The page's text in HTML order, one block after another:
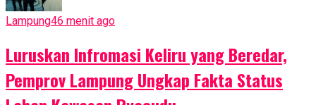
Lampung46 menit ago
Luruskan Infromasi Keliru yang Beredar,
Pemprov Lampung Ungkap Fakta Status